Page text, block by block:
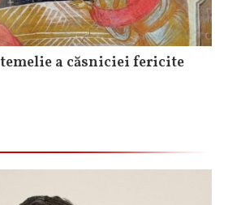
a căsniciei fericite